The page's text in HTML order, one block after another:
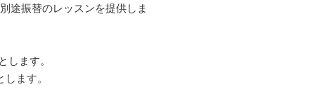
途振替のレッスンを提供しま
します。
ます。